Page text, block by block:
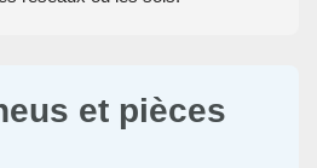
et pièces